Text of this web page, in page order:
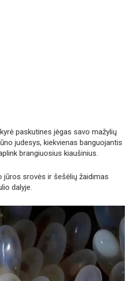
paskutines jėgas savo mažylių
judesys, kiekvienas banguojantis
brangiuosius kiaušinius.
jūros srovės ir šešėlių žaidimas
dalyje.